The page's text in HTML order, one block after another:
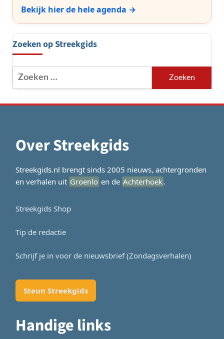
Bekijk hier de hele agenda →
Zoeken op Streekgids
Zoeken
naar:
Over Streekgids
Streekgids.nl brengt sinds 2005 nieuws, achtergronden
en verhalen uit Groenlo en de Achterhoek.
Streekgids Shop
Tip de redactie
Schrijf je in voor de nieuwsbrief (Zondagsverhalen)
Steun Streekgids
Handige links